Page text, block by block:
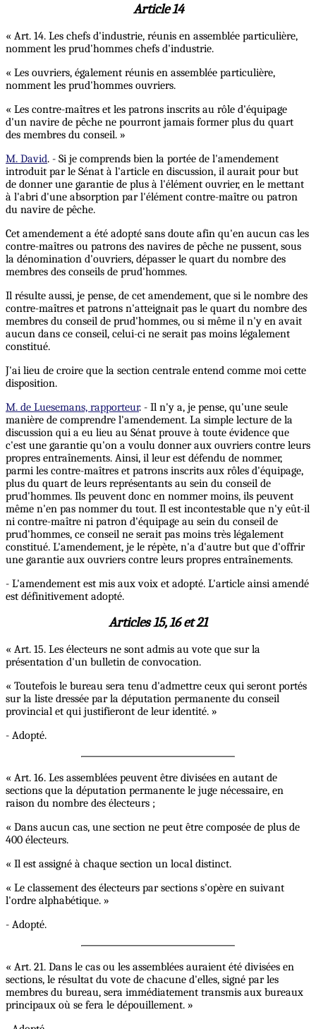
Article 14
« Art. 14. Les chefs d'industrie, réunis en assemblée particulière,
nomment les prud'hommes chefs d'industrie.
« Les ouvriers, également réunis en assemblée particulière,
nomment les prud'hommes ouvriers.
« Les contre-maîtres et les patrons inscrits au rôle d'équipage
d'un navire de pêche ne pourront jamais former plus du quart
des membres du conseil. »
M. David. - Si je comprends bien la portée de l'amendement
introduit par le Sénat à l'article en discussion, il aurait pour but
de donner une garantie de plus à l'élément ouvrier, en le mettant
à l'abri d'une absorption par l'élément contre-maître ou patron
du navire de pêche.
Cet amendement a été adopté sans doute afin qu'en aucun cas les
contre-maîtres ou patrons des navires de pêche ne pussent, sous
la dénomination d'ouvriers, dépasser le quart du nombre des
membres des conseils de prud'hommes.
Il résulte aussi, je pense, de cet amendement, que si le nombre des
contre-maîtres et patrons n'atteignait pas le quart du nombre des
membres du conseil de prud'hommes, ou si même il n'y en avait
aucun dans ce conseil, celui-ci ne serait pas moins légalement
constitué.
J'ai lieu de croire que la section centrale entend comme moi cette
disposition.
M. de Luesemans, rapporteur. - Il n'y a, je pense, qu'une seule
manière de comprendre l'amendement. La simple lecture de la
discussion qui a eu lieu au Sénat prouve à toute évidence que
c'est une garantie qu'on a voulu donner aux ouvriers contre leurs
propres entraînements. Ainsi, il leur est défendu de nommer,
parmi les contre-maîtres et patrons inscrits aux rôles d'équipage,
plus du quart de leurs représentants au sein du conseil de
prud'hommes. Ils peuvent donc en nommer moins, ils peuvent
même n'en pas nommer du tout. Il est incontestable que n'y eût-il
ni contre-maître ni patron d'équipage au sein du conseil de
prud'hommes, ce conseil ne serait pas moins très légalement
constitué. L'amendement, je le répète, n'a d'autre but que d'offrir
une garantie aux ouvriers contre leurs propres entraînements.
- L'amendement est mis aux voix et adopté. L'article ainsi amendé
est définitivement adopté.
Articles 15, 16 et 21
« Art. 15. Les électeurs ne sont admis au vote que sur la
présentation d'un bulletin de convocation.
« Toutefois le bureau sera tenu d'admettre ceux qui seront portés
sur la liste dressée par la députation permanente du conseil
provincial et qui justifieront de leur identité. »
- Adopté.
« Art. 16. Les assemblées peuvent être divisées en autant de
sections que la députation permanente le juge nécessaire, en
raison du nombre des électeurs ;
« Dans aucun cas, une section ne peut être composée de plus de
400 électeurs.
« Il est assigné à chaque section un local distinct.
« Le classement des électeurs par sections s'opère en suivant
l'ordre alphabétique. »
- Adopté.
« Art. 21. Dans le cas ou les assemblées auraient été divisées en
sections, le résultat du vote de chacune d'elles, signé par les
membres du bureau, sera immédiatement transmis aux bureaux
principaux où se fera le dépouillement. »